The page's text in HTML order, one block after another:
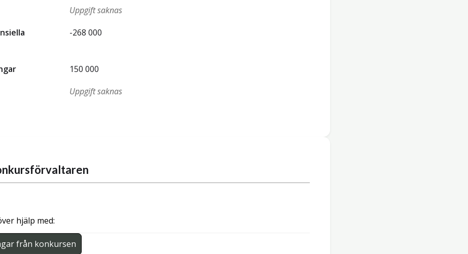
Uppgift saknas
-268 000
150 000
Uppgift saknas
hjälp med:
från konkursen